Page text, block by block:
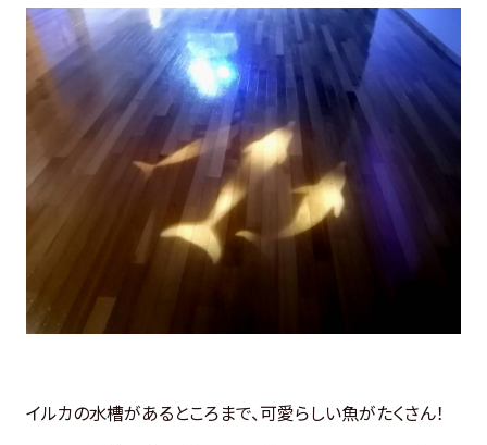
イルカの水槽があるところまで、可愛らしい魚がたくさん！